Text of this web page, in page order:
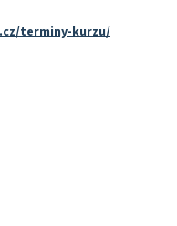
terminy-kurzu/